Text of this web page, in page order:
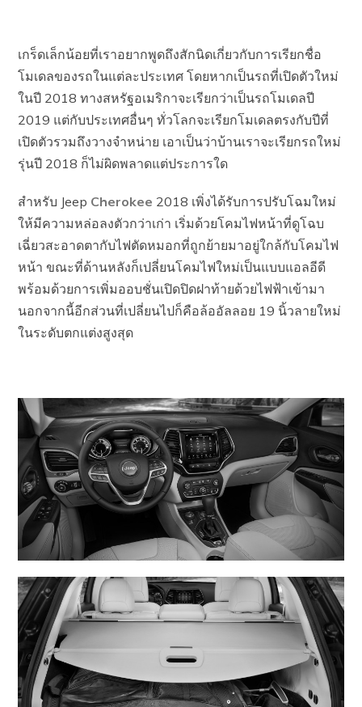
เกร็ดเล็กน้อยที่เราอยากพูดถึงสักนิดเกี่ยวกับการเรียกชื่อ
โมเดลของรถในแต่ละประเทศ โดยหากเป็นรถที่เปิดตัวใหม่
ในปี 2018 ทางสหรัฐอเมริกาจะเรียกว่าเป็นรถโมเดลปี
2019 แต่กับประเทศอื่นๆ ทั่วโลกจะเรียกโมเดลตรงกับปีที่
เปิดตัวรวมถึงวางจำหน่าย เอาเป็นว่าบ้านเราจะเรียกรถใหม่
รุ่นปี 2018 ก็ไม่ผิดพลาดแต่ประการใด
สำหรับ Jeep Cherokee 2018 เพิ่งได้รับการปรับโฉมใหม่
ให้มีความหล่อลงตัวกว่าเก่า เริ่มด้วยโคมไฟหน้าที่ดูโฉบ
เฉี่ยวสะอาดตากับไฟตัดหมอกที่ถูกย้ายมาอยู่ใกล้กับโคมไฟ
หน้า ขณะที่ด้านหลังก็เปลี่ยนโคมไฟใหม่เป็นแบบแอลอีดี
พร้อมด้วยการเพิ่มออบชั่นเปิดปิดฝาท้ายด้วยไฟฟ้าเข้ามา
นอกจากนี้อีกส่วนที่เปลี่ยนไปก็คือล้ออัลลอย 19 นิ้วลายใหม่
ในระดับตกแต่งสูงสุด